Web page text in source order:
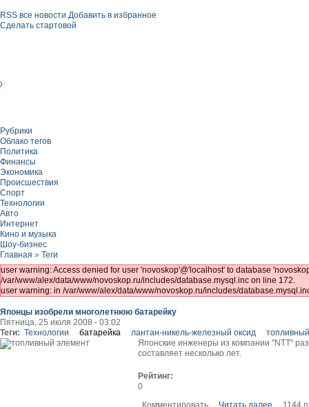
RSS все новости Добавить в избранное
Сделать стартовой
Рубрики
Облако тегов
Политика
Финансы
Экономика
Происшествия
Спорт
Технологии
Авто
Интернет
Кино и музыка
Шоу-бизнес
Главная » Теги
user warning: Access denied for user 'novoskop'@'localhost' to database
/var/www/alex/data/www/novoskop.ru/includes/database.mysql.inc on line 172.
user warning: in /var/www/alex/data/www/novoskop.ru/includes/
Японцы изобрели многолетнюю батарейку
Пятница, 25 июля 2008 - 03:02
Теги: Технологии батарейка лантан-никель-железный оксид
Японские инженеры из компании "NTT"
составляет несколько лет.
Рейтинг:
0
Комментировать
Читать далее 1144